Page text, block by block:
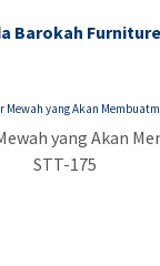
Barokah Furniture
yang Akan
STT-175